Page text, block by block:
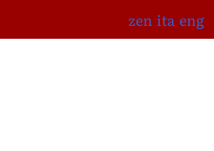
zen ita eng